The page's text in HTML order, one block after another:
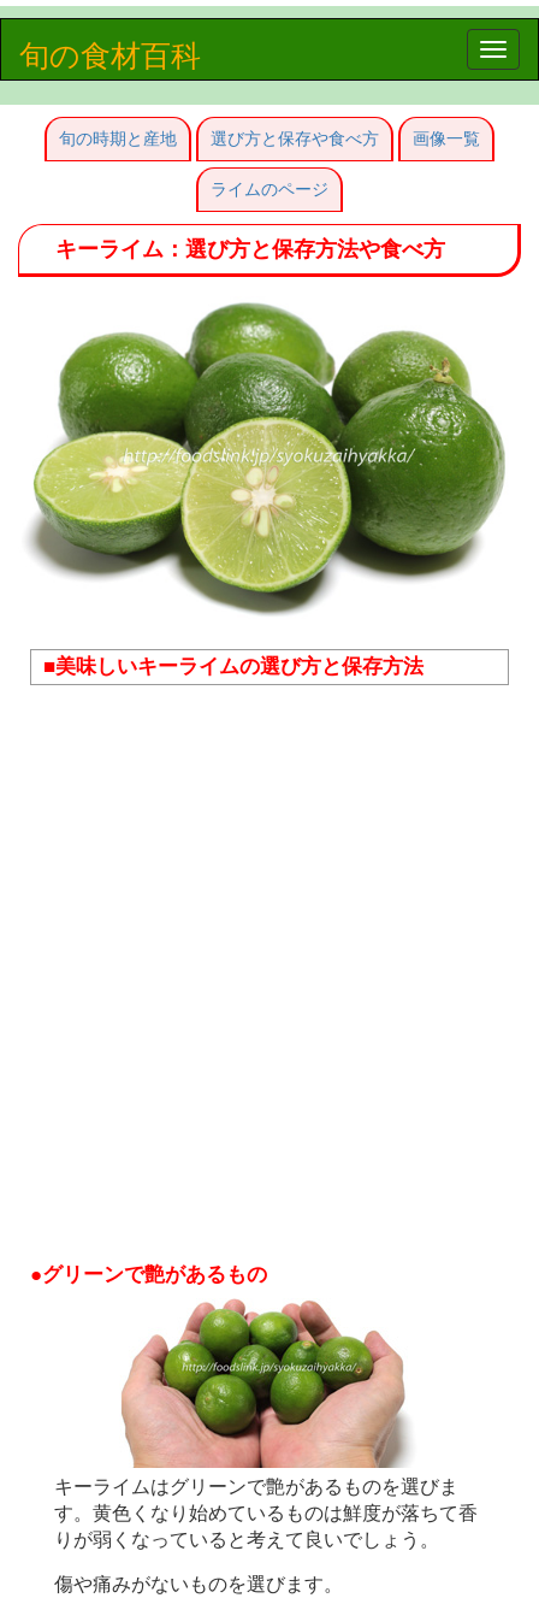
Toggle
旬の食材百科
旬の時期と産地 選び方と保存や食べ方 画像一覧
ライムのページ
キーライム：選び方と保存方法や食べ方
■美味しいキーライムの選び方と保存方法
●グリーンで艶があるもの
キーライムはグリーンで艶があるものを選びま
す。黄色くなり始めているものは鮮度が落ちて香
りが弱くなっていると考えて良いでしょう。
傷や痛みがないものを選びます。